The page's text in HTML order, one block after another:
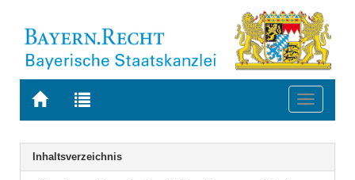
Zur
BAYERN.RECHT
Zur
letzten
Suche
Toggle
Navigation
Inhaltsverzeichnis